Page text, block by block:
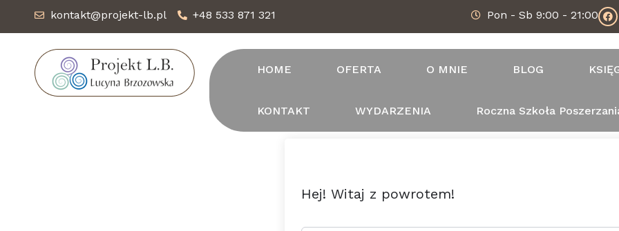
kontakt@projekt-lb.pl +48 533 871 321 Pon - Sb 9:00 - 21:00
HOME OFERTA O MNIE BLOG
KONTAKT WYDARZENIA Roczna Szkoła
Hej! Witaj z powrotem!